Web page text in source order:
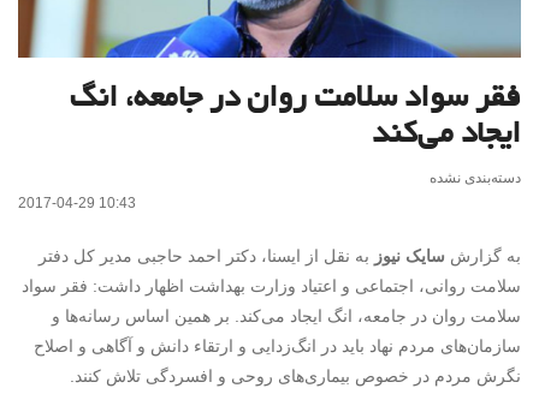
فقر سواد سلامت روان در جامعه، انگ
ایجاد می‌کند
دسته‌بندی نشده
2017-04-29 10:43
به گزارش سایک نیوز به نقل از ایسنا، دکتر احمد حاجبی مدیر کل دفتر
سلامت روانی، اجتماعی و اعتیاد وزارت بهداشت اظهار داشت: فقر سواد
سلامت روان در جامعه، انگ ایجاد می‌کند. بر همین اساس رسانه‌ها و
سازمان‌های مردم نهاد باید در انگ‌زدایی و ارتقاء دانش و آگاهی و اصلاح
نگرش مردم در خصوص بیماری‌های روحی و افسردگی تلاش کنند.